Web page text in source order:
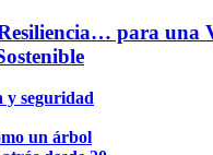
para una
y seguridad
un árbol